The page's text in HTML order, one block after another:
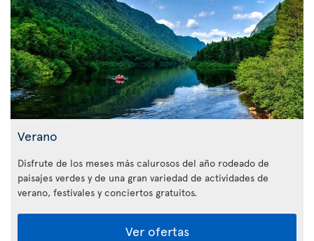
Verano
Disfrute de los meses más calurosos del año rodeado de
paisajes verdes y de una gran variedad de actividades de
verano, festivales y conciertos gratuitos.
Ver ofertas